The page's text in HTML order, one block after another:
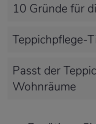
10 Gründe für
Teppichpflege-
Passt der
Wohnräume